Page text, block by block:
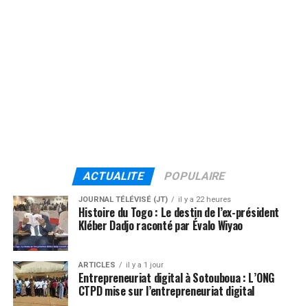
ACTUALITE POPULAIRE
JOURNAL TÉLÉVISÉ (JT) il y a 22 heures
Histoire du Togo : Le destin de l’ex-président
Kléber Dadjo raconté par Évalo Wiyao
ARTICLES il y a 1 jour
Entrepreneuriat digital à Sotouboua : L’ONG
CTPD mise sur l’entrepreneuriat digital